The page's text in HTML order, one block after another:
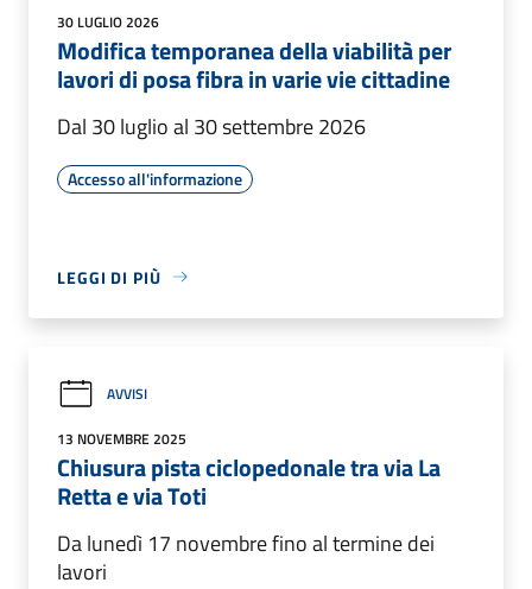
30 LUGLIO 2026
Modifica temporanea della viabilità per
lavori di posa fibra in varie vie cittadine
Dal 30 luglio al 30 settembre 2026
Accesso all'informazione
LEGGI DI PIÙ
AVVISI
13 NOVEMBRE 2025
Chiusura pista ciclopedonale tra via La
Retta e via Toti
Da lunedì 17 novembre fino al termine dei
lavori